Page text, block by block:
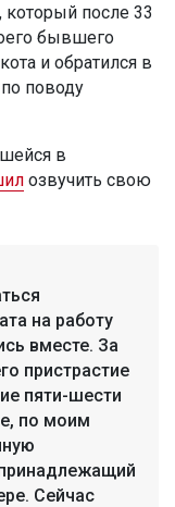
после 33
бывшего
и обратился в
поводу
в
озвучить свою
на работу
вместе. За
пристрастие
пяти-шести
по моим
Сейчас